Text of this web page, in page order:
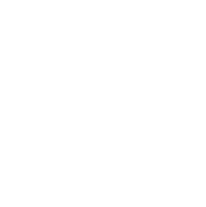
11, 64Gb